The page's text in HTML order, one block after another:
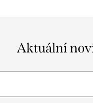
Aktuální